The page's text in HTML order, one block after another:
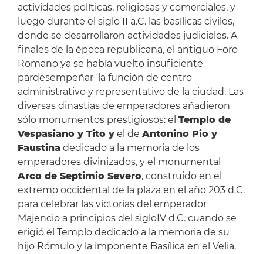
actividades políticas, religiosas y comerciales, y
luego durante el siglo II a.C. las basílicas civiles,
donde se desarrollaron actividades judiciales. A
finales de la época republicana, el antiguo Foro
Romano ya se había vuelto insuficiente
pardesempeñar la función de centro
administrativo y representativo de la ciudad. Las
diversas dinastías de emperadores añadieron
sólo monumentos prestigiosos: el Templo de
Vespasiano y Tito yel de Antonino Pio y
Faustina dedicado a la memoria de los
emperadores divinizados, y el monumental
Arco de Septimio Severo, construido en el
extremo occidental de la plaza en el año 203 d.C.
para celebrar las victorias del emperador
Majencio a principios del sigloIV d.C. cuando se
erigió el Templo dedicado a la memoria de su
hijo Rómulo y la imponente Basílica en el Velia.